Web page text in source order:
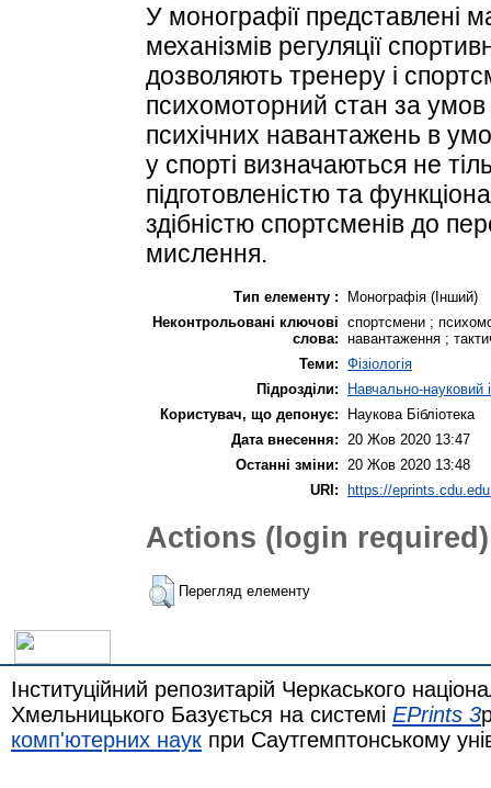
У монографії представлені
механізмів регуляції
дозволяють тренеру і
психомоторний стан за умов
психічних навантажень в
у спорті визначаються не
підготовленістю та
здібністю спортсменів до
мислення.
Тип елементу :
Монографія (Інший)
Неконтрольовані ключові
слова:
спортсмени ;
навантаження ;
Теми: Фізіологія
Підрозділи:
Навчально-науковий
Користувач, що депонує:
Наукова Бібліотека
Дата внесення:
20 Жов 2020 13:47
Останні зміни:
20 Жов 2020 13:48
URI: https://
Actions (login required)
Перегляд елементу
Інституційний репозитарій Черкаського
Хмельницького Базується на системі EPrints 3
комп'ютерних наук при Саутгемптонському